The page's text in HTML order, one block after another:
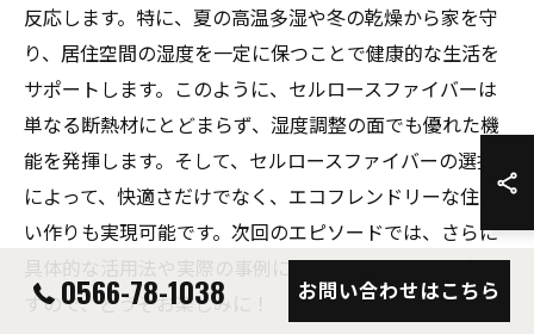
反応します。特に、夏の高温多湿や冬の乾燥から家を守
り、居住空間の湿度を一定に保つことで健康的な生活を
サポートします。このように、セルロースファイバーは
単なる断熱材にとどまらず、湿度調整の面でも優れた機
能を発揮します。そして、セルロースファイバーの選択
によって、快適さだけでなく、エコフレンドリーな住ま
い作りも実現可能です。次回のエピソードでは、さらに
具体的な活用法や実際の事例についてお話しする予定で
すので、どうぞお楽しみに！
0566-78-1038 お問い合わせはこちら